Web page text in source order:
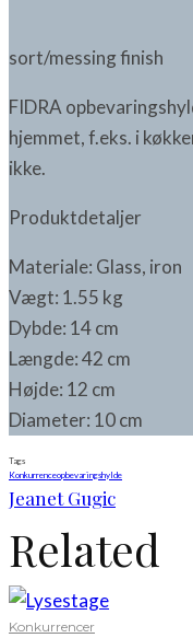
sort/messing finish
FIDRA
hjemmet, f.eks. i
ikke.
Produktdetaljer
Materiale: Glass, iron
Vægt: 1.55 kg
Dybde: 14 cm
Længde: 42 cm
Højde: 12 cm
Diameter: 10 cm
Tags
Konkurrenceopbevaringshylde
Jeanet Gugic
Related
Konkurrencer